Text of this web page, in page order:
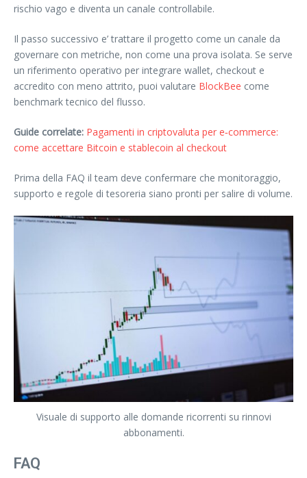
rischio vago e diventa un canale controllabile.
Il passo successivo e’ trattare il progetto come un canale da
governare con metriche, non come una prova isolata. Se serve
un riferimento operativo per integrare wallet, checkout e
accredito con meno attrito, puoi valutare BlockBee come
benchmark tecnico del flusso.
Guide correlate: Pagamenti in criptovaluta per e‑commerce:
come accettare Bitcoin e stablecoin al checkout
Prima della FAQ il team deve confermare che monitoraggio,
supporto e regole di tesoreria siano pronti per salire di volume.
Visuale di supporto alle domande ricorrenti su rinnovi
abbonamenti.
FAQ